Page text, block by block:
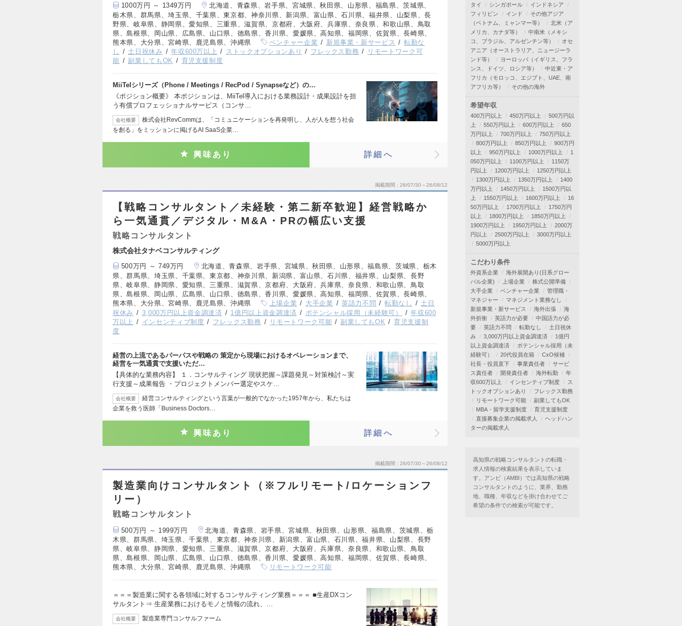
1000万円 ～ 1349万円
北海道、青森県、岩手県、宮城県、秋田県、山形県、福島県、茨城県、
栃木県、群馬県、埼玉県、千葉県、東京都、神奈川県、新潟県、富山県、石川県、福井県、山梨県、長
野県、岐阜県、静岡県、愛知県、三重県、滋賀県、京都府、大阪府、兵庫県、奈良県、和歌山県、鳥取
県、島根県、岡山県、広島県、山口県、徳島県、香川県、愛媛県、高知県、福岡県、佐賀県、長崎県、
熊本県、大分県、宮崎県、鹿児島県、沖縄県
ベンチャー企業 新規事業・新サービス
転勤な
し
土日祝休み 年収600万以上 ストックオプションあり フレックス勤務
リモートワーク可
能
副業してもOK 育児支援制度
MiiTelシリーズ（Phone / Meetings / RecPod / Synapseなど）の…
《ポジション概要》 本ポジションは、MiiTel導入における業務設計・成果設計を担
う有償プロフェッショナルサービス（コンサ…
会社概要
株式会社RevCommは、「コミュニケーションを再発明し、人が人を想う社会
を創る」をミッションに掲げるAI SaaS企業…
興味あり 詳細へ
掲載期間 26/07/30～26/08/12
【戦略コンサルタント／未経験・第二新卒歓迎】経営戦略か
ら一気通貫／デジタル・M&A・PRの幅広い支援
戦略コンサルタント
株式会社タナベコンサルティング
500万円 ～ 749万円
北海道、青森県、岩手県、宮城県、秋田県、山形県、福島県、茨城県、栃木
県、群馬県、埼玉県、千葉県、東京都、神奈川県、新潟県、富山県、石川県、福井県、山梨県、長野
県、岐阜県、静岡県、愛知県、三重県、滋賀県、京都府、大阪府、兵庫県、奈良県、和歌山県、鳥取
県、島根県、岡山県、広島県、山口県、徳島県、香川県、愛媛県、高知県、福岡県、佐賀県、長崎県、
熊本県、大分県、宮崎県、鹿児島県、沖縄県
上場企業 大手企業 英語力不問 転勤なし
土日
祝休み
3,000万円以上資金調達済 1億円以上資金調達済 ポテンシャル採用（未経験可）
年収600
万以上
インセンティブ制度 フレックス勤務 リモートワーク可能 副業してもOK
育児支援制
度
経営の上流であるパーパスや戦略の 策定から現場におけるオペレーションまで、
経営を一気通貫で支援いただ…
【具体的な業務内容】 １．コンサルティング 現状把握～課題発見～対策検討～実
行支援～成果報告 ・プロジェクトメンバー選定やスケ…
会社概要
経営コンサルティングという言葉が一般的でなかった1957年から、私たちは
企業を救う医師「Business Doctors…
興味あり 詳細へ
掲載期間 26/07/30～26/08/12
製造業向けコンサルタント（※フルリモート/ロケーションフ
リー）
戦略コンサルタント
500万円 ～ 1999万円
北海道、青森県、岩手県、宮城県、秋田県、山形県、福島県、茨城県、栃
木県、群馬県、埼玉県、千葉県、東京都、神奈川県、新潟県、富山県、石川県、福井県、山梨県、長野
県、岐阜県、静岡県、愛知県、三重県、滋賀県、京都府、大阪府、兵庫県、奈良県、和歌山県、鳥取
県、島根県、岡山県、広島県、山口県、徳島県、香川県、愛媛県、高知県、福岡県、佐賀県、長崎県、
熊本県、大分県、宮崎県、鹿児島県、沖縄県
リモートワーク可能
＝＝＝製造業に関する各領域に対するコンサルティング業務＝＝＝ ■生産DXコン
サルタント⇒ 生産業務におけるモノと情報の流れ、…
会社概要 製造業専門コンサルファーム
タイ
シンガポール
インドネシア
フィリピン
インド
その他アジア
（ベトナム、ミャンマー等）
北米（ア
メリカ、カナダ等）
中南米（メキシ
コ、ブラジル、アルゼンチン等）
オセ
アニア（オーストラリア、ニュージーラ
ンド等）
ヨーロッパ（イギリス、フラ
ンス、ドイツ、ロシア等）
中近東・ア
フリカ（モロッコ、エジプト、UAE、南
アフリカ等）
その他の海外
希望年収
400万円以上 450万円以上
500万円以
上
550万円以上 600万円以上
650
万円以上
700万円以上
750万円以上
800万円以上
850万円以上
900万円
以上
950万円以上 1000万円以上
1
050万円以上
1100万円以上
1150万
円以上
1200万円以上
1250万円以上
1300万円以上
1350万円以上
1400
万円以上
1450万円以上
1500万円以
上
1550万円以上 1600万円以上
16
50万円以上
1700万円以上
1750万円
以上
1800万円以上
1850万円以上
1900万円以上
1950万円以上
2000万
円以上
2500万円以上
3000万円以上
5000万円以上
こだわり条件
外資系企業
海外展開あり(日系グロー
バル企業)
上場企業
株式公開準備
大手企業
ベンチャー企業
管理職・
マネジャー
マネジメント業務なし
新規事業・新サービス
海外出張
海
外折衝
英語力が必要
中国語力が必
要
英語力不問 転勤なし
土日祝休
み
3,000万円以上資金調達済
1億円
以上資金調達済
ポテンシャル採用（未
経験可）
20代役員在籍
CxO候補
社長・役員直下
事業責任者
サービ
ス責任者
開発責任者 海外転勤
年
収600万以上
インセンティブ制度
ス
トックオプションあり
フレックス勤務
リモートワーク可能
副業してもOK
MBA・留学支援制度
育児支援制度
直接募集企業の掲載求人
ヘッドハン
ターの掲載求人
高知県の戦略コンサルタントの転職・
求人情報の検索結果を表示していま
す。アンビ（AMBI）では高知県の戦略
コンサルタントのように、業界、勤務
地、職種、年収などを掛け合わせてご
希望の条件での検索が可能です。